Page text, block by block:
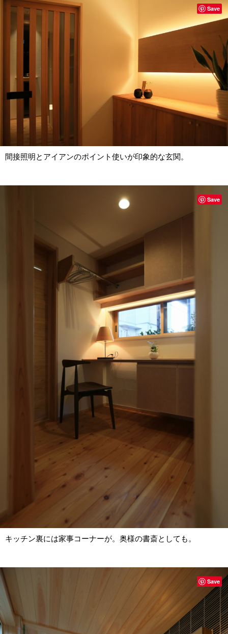
間接照明とアイアンのポイント使いが印象的な玄関。
Save
キッチン裏には家事コーナーが。奥様の書斎としても。
Save
Save